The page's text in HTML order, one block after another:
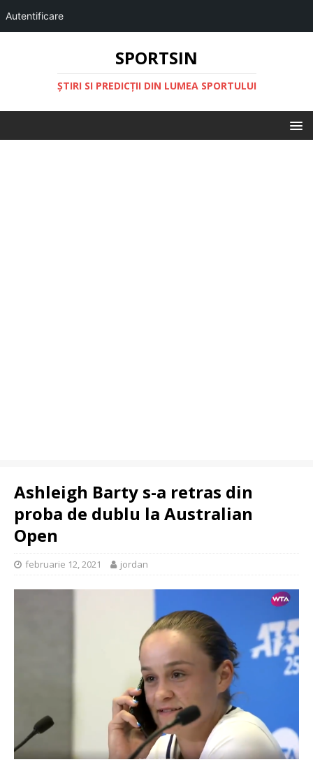
Autentificare
SPORTSIN
ŞTIRI SI PREDICŢII DIN LUMEA SPORTULUI
Ashleigh Barty s-a retras din
proba de dublu la Australian
Open
februarie 12, 2021 jordan